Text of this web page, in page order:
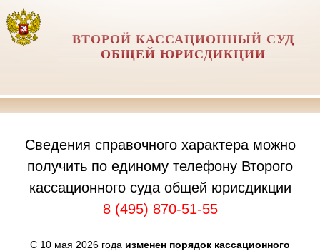
ВТОРОЙ КАССАЦИОННЫЙ СУД
ОБЩЕЙ ЮРИСДИКЦИИ
Сведения справочного характера можно
получить по единому телефону Второго
кассационного суда общей юрисдикции
8 (495) 870-51-55
С 10 мая 2026 года изменен порядок кассационного